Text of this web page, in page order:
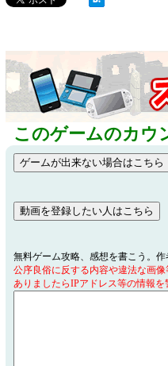
このゲームのカウ
無料ゲーム攻略、感想を書こう。作
公序良俗に反する内容や違法な画
ありましたらIPアドレス等の情報